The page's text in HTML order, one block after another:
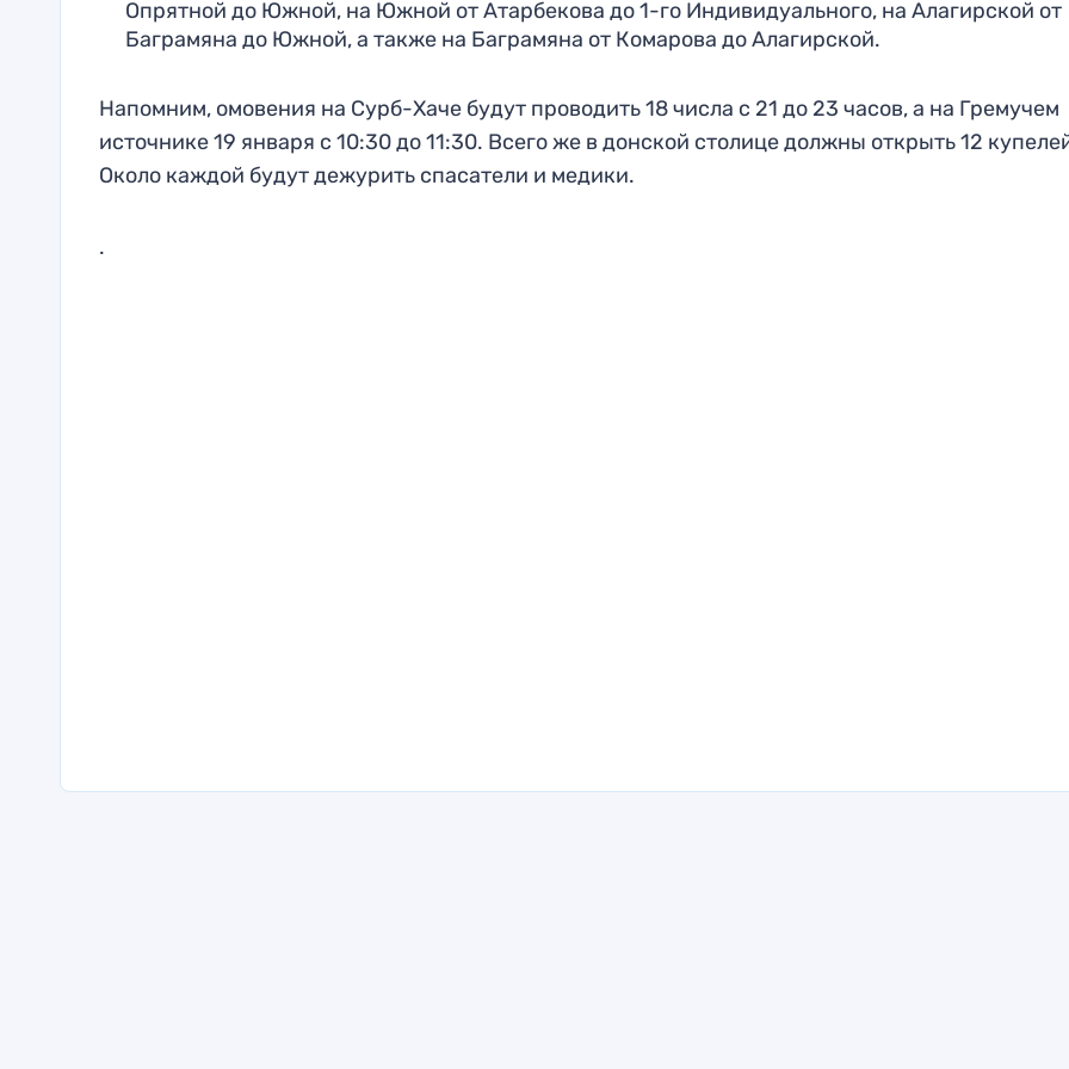
Опрятной до Южной, на Южной от Атарбекова до 1-го Индивидуального, на Алагирской от
Баграмяна до Южной, а также на Баграмяна от Комарова до Алагирской.
Напомним, омовения на Сурб-Хаче будут проводить 18 числа с 21 до 23 часов, а на Гремучем
источнике 19 января с 10:30 до 11:30. Всего же в донской столице должны открыть 12
Около каждой будут дежурить спасатели и медики.
.